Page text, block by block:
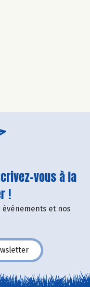
vous à la
!
et nos